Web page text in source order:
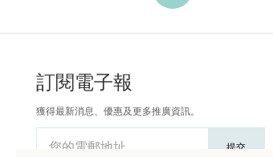
訂閱電子報
獲得最新消息、優惠及更多推廣資訊。
您的電郵地址 提交